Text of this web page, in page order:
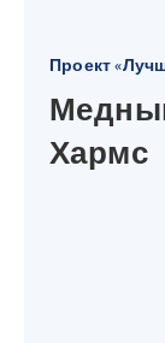
Проект
Хармс